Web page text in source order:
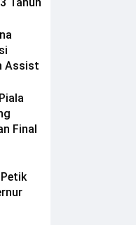
Assist
Final